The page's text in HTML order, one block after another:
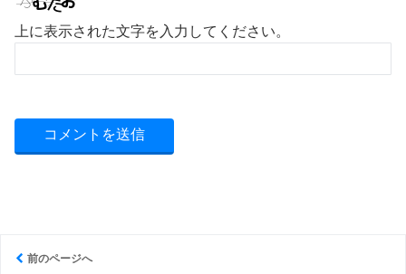
上に表示された文字を入力してください。
前のページへ